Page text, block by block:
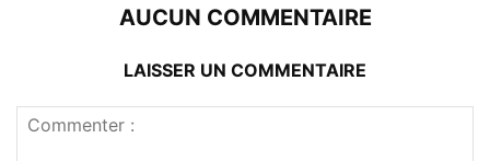
AUCUN COMMENTAIRE
LAISSER UN COMMENTAIRE